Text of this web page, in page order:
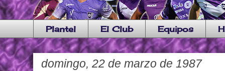
Plantel El Club Equipos
domingo, 22 de marzo de 1987